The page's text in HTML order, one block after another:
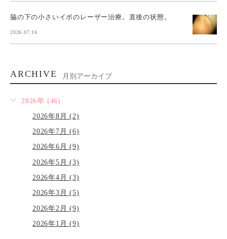
脇の下の小さいイボのレーザー治療。直後の状態。
2026.07.16
ARCHIVE 月別アーカイブ
2026年 (46)
2026年8月 (2)
2026年7月 (6)
2026年6月 (9)
2026年5月 (3)
2026年4月 (3)
2026年3月 (5)
2026年2月 (9)
2026年1月 (9)